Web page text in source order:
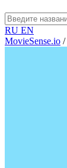
RU EN
MovieSense.io /